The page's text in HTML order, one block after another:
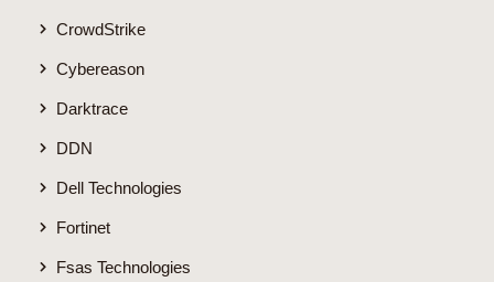
CrowdStrike
Cybereason
Darktrace
DDN
Dell Technologies
Fortinet
Fsas Technologies